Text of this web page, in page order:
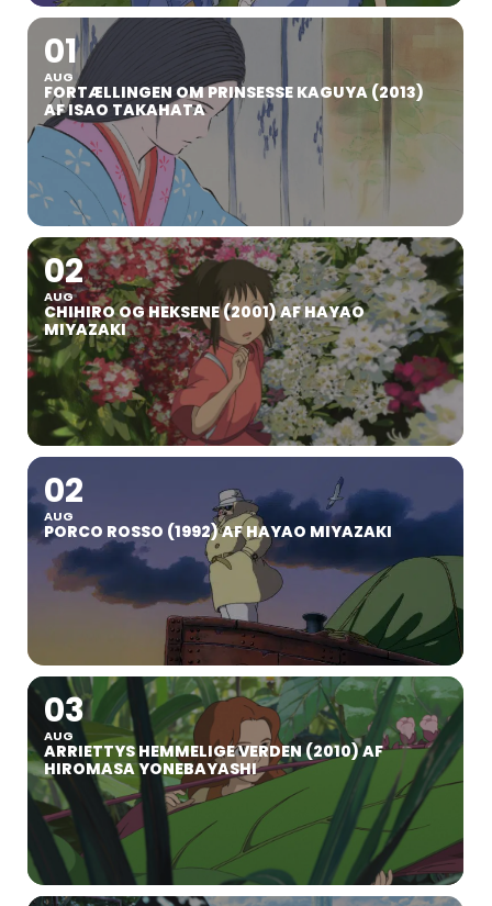
01
AUG
FORTÆLLINGEN OM PRINSESSE KAGUYA (2013)
AF ISAO TAKAHATA
02
AUG
CHIHIRO OG HEKSENE (2001) AF HAYAO
MIYAZAKI
02
AUG
PORCO ROSSO (1992) AF HAYAO MIYAZAKI
03
AUG
ARRIETTYS HEMMELIGE VERDEN (2010) AF
HIROMASA YONEBAYASHI